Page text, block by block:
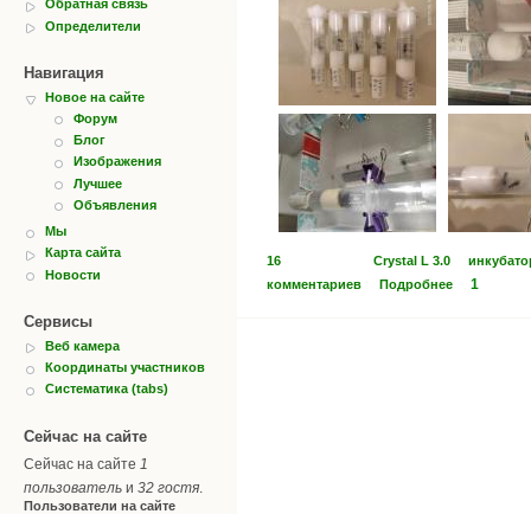
Обратная связь
Определители
Навигация
Новое на сайте
Форум
Блог
Изображения
Лучшее
Объявления
Мы
Карта сайта
Новости
Сервисы
Веб камера
Координаты участников
Систематика (tabs)
Сейчас на сайте
Сейчас на сайте 1
пользователь и 32 гостя
Пользователи на сайте
Crystal L 3.0
16
комментариев
Подробнее 1